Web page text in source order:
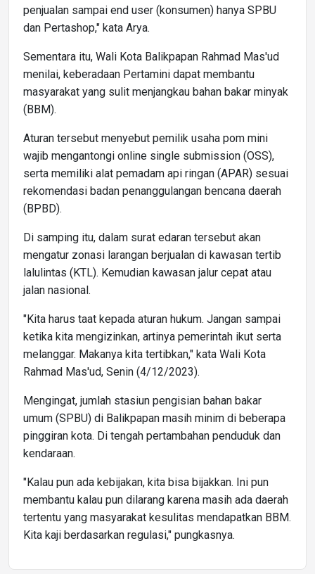
penjualan sampai end user (konsumen) hanya SPBU
dan Pertashop," kata Arya.
Sementara itu, Wali Kota Balikpapan Rahmad Mas'ud
menilai, keberadaan Pertamini dapat membantu
masyarakat yang sulit menjangkau bahan bakar minyak
(BBM).
Aturan tersebut menyebut pemilik usaha pom mini
wajib mengantongi online single submission (OSS),
serta memiliki alat pemadam api ringan (APAR) sesuai
rekomendasi badan penanggulangan bencana daerah
(BPBD).
Di samping itu, dalam surat edaran tersebut akan
mengatur zonasi larangan berjualan di kawasan tertib
lalulintas (KTL). Kemudian kawasan jalur cepat atau
jalan nasional.
"Kita harus taat kepada aturan hukum. Jangan sampai
ketika kita mengizinkan, artinya pemerintah ikut serta
melanggar. Makanya kita tertibkan," kata Wali Kota
Rahmad Mas'ud, Senin (4/12/2023).
Mengingat, jumlah stasiun pengisian bahan bakar
umum (SPBU) di Balikpapan masih minim di beberapa
pinggiran kota. Di tengah pertambahan penduduk dan
kendaraan.
"Kalau pun ada kebijakan, kita bisa bijakkan. Ini pun
membantu kalau pun dilarang karena masih ada daerah
tertentu yang masyarakat kesulitas mendapatkan BBM.
Kita kaji berdasarkan regulasi," pungkasnya.